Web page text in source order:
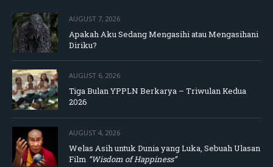
AUGUST 7, 2026
Apakah Aku Sedang Mengasihi atau Mengasihani
Diriku?
AUGUST 6, 2026
Tiga Bulan YPPLN Berkarya – Triwulan Kedua
2026
AUGUST 4, 2026
Welas Asih untuk Dunia yang Luka, Sebuah Ulasan
Film “Wisdom of Happiness”